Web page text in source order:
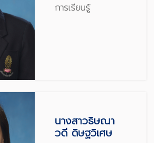
การเรียนรู้
นางสาวธิษณา
วดี ดิษฐวิเศษ